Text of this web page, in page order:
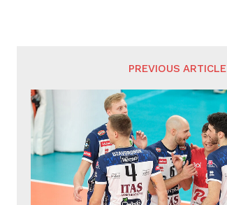
PREVIOUS ARTICLE